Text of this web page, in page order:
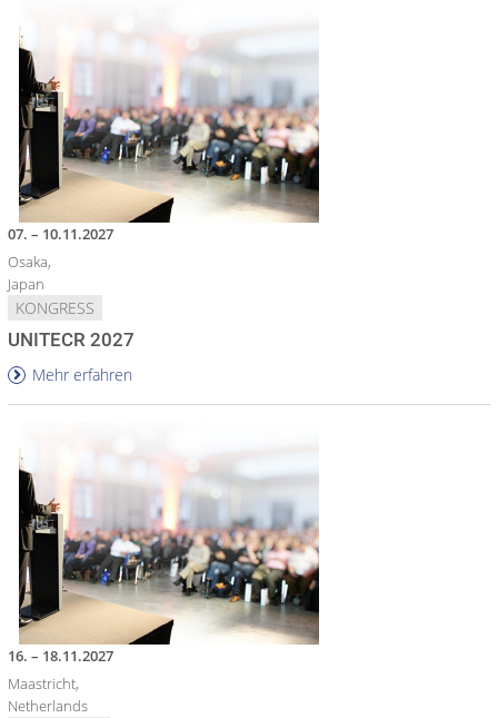
07. – 10.11.2027
Osaka,
Japan
KONGRESS
UNITECR 2027
Mehr erfahren
16. – 18.11.2027
Maastricht,
Netherlands